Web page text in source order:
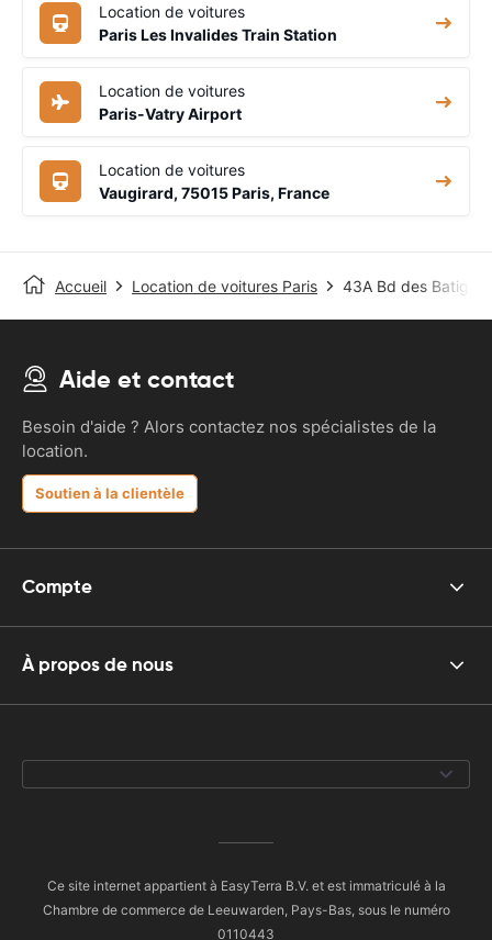
Location de voitures
Paris Les Invalides Train Station
Location de voitures
Paris-Vatry Airport
Location de voitures
Vaugirard, 75015 Paris, France
Accueil Location de voitures Paris 43A Bd des
Aide et contact
Besoin d'aide ? Alors contactez nos spécialistes de la
location.
Soutien à la clientèle
Compte
À propos de nous
Ce site internet appartient à EasyTerra B.V. et est immatriculé à la
Chambre de commerce de Leeuwarden, Pays-Bas, sous le numéro
0110443